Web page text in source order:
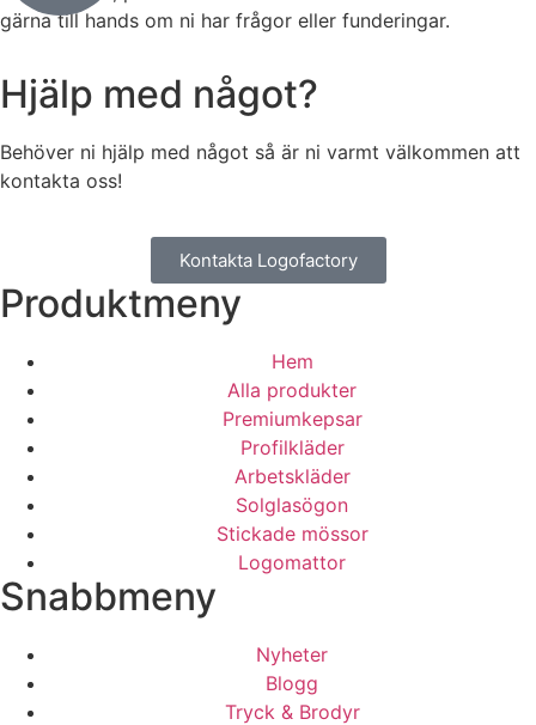
gärna till hands om ni har frågor eller funderingar.
Hjälp med något?
Behöver ni hjälp med något så är ni varmt välkommen att
kontakta oss!
Kontakta Logofactory
Produktmeny
Hem
Alla produkter
Premiumkepsar
Profilkläder
Arbetskläder
Solglasögon
Stickade mössor
Logomattor
Snabbmeny
Nyheter
Blogg
Tryck & Brodyr